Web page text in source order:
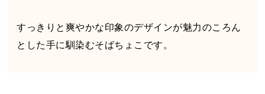
すっきりと爽やかな印象のデザインが魅力のころん
とした手に馴染むそばちょこです。